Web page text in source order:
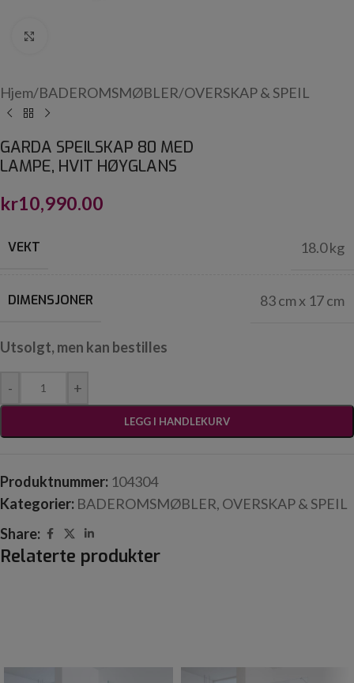
Hjem/BADEROMSMØBLER/OVERSKAP & SPEIL
GARDA SPEILSKAP 80 MED
LAMPE, HVIT HØYGLANS
kr10,990.00
VEKT 18.0 kg
DIMENSJONER 83 cm x 17 cm
Utsolgt, men kan bestilles
- +
LEGG I HANDLEKURV
Produktnummer: 104304
Kategorier: BADEROMSMØBLER, OVERSKAP & SPEIL
Share:
Relaterte produkter